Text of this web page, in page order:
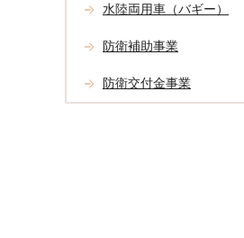
水陸両用車（バギー）
防衛補助事業
防衛交付金事業